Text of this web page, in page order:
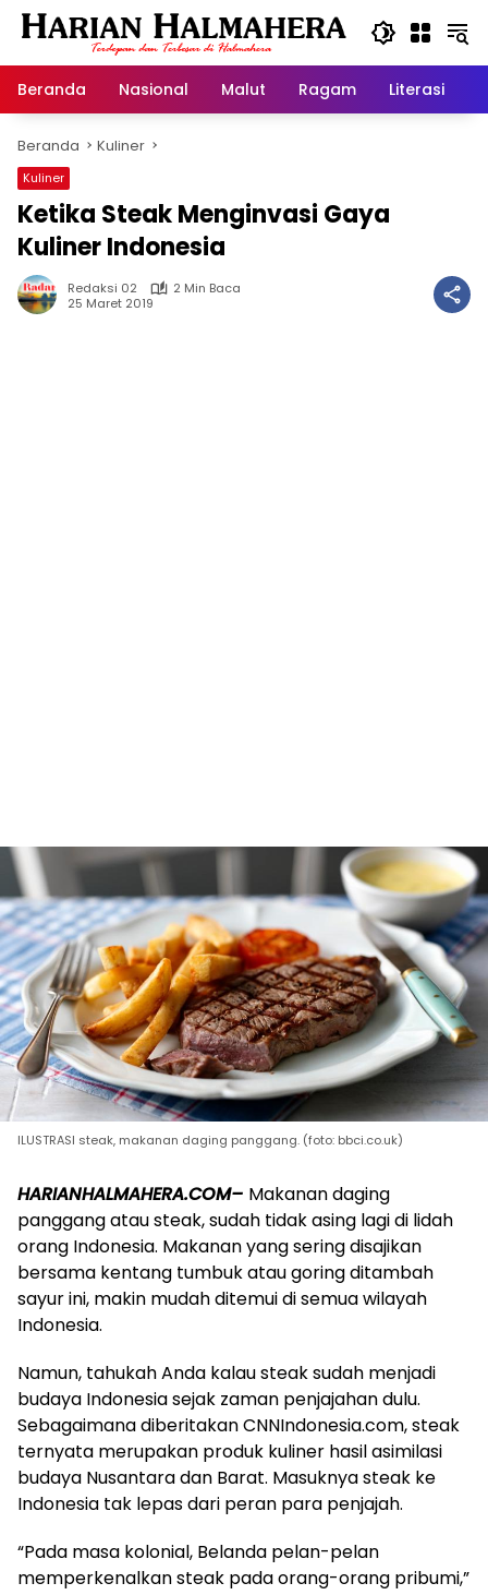
Langsung
Beranda
Nasional Malut Ragam Literasi
Beranda Kuliner
Kuliner
Ketika Steak Menginvasi Gaya
Kuliner Indonesia
Redaksi 02
2 Min Baca
25 Maret 2019
ILUSTRASI steak, makanan daging panggang. (foto: bbci.co.uk)
HARIANHALMAHERA.COM– Makanan daging
panggang atau steak, sudah tidak asing lagi di lidah
orang Indonesia. Makanan yang sering disajikan
bersama kentang tumbuk atau goring ditambah
sayur ini, makin mudah ditemui di semua wilayah
Indonesia.
Namun, tahukah Anda kalau steak sudah menjadi
budaya Indonesia sejak zaman penjajahan dulu.
Sebagaimana diberitakan CNNIndonesia.com, steak
ternyata merupakan produk kuliner hasil asimilasi
budaya Nusantara dan Barat. Masuknya steak ke
Indonesia tak lepas dari peran para penjajah.
“Pada masa kolonial, Belanda pelan-pelan
memperkenalkan steak pada orang-orang pribumi,”